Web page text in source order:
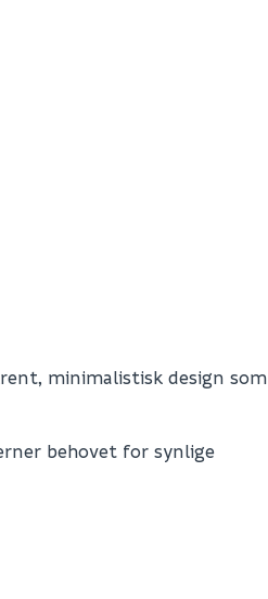
minimalistisk design som
behovet for synlige